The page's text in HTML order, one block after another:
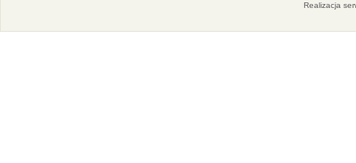
Realizacja